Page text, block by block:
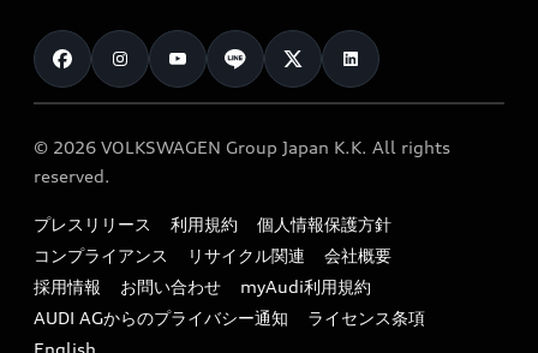
カタログ一覧
車検 / 定期点検
e-tronアフターサポート
myAudi
クオリティ
保証
メンテナンス
ファイナンス
キャンペーン / イベント
買取査定
お知らせ
オーナー様向けキャンペーン
特定整備適用車一覧
リサイクル法
よくある質問（FAQ）
© 2026 VOLKSWAGEN Group Japan K.K. All rights
reserved.
プレスリリース 利用規約
個人情報保護方針
コンプライアンス
リサイクル関連
会社概要
採用情報
お問い合わせ
myAudi利用規約
AUDI AGからのプライバシー通知
ライセンス条項
English